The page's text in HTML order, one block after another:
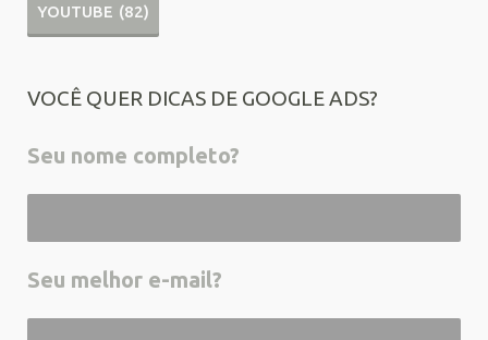
YOUTUBE (82)
VOCÊ QUER DICAS DE GOOGLE ADS?
Seu nome completo?
Seu melhor e-mail?